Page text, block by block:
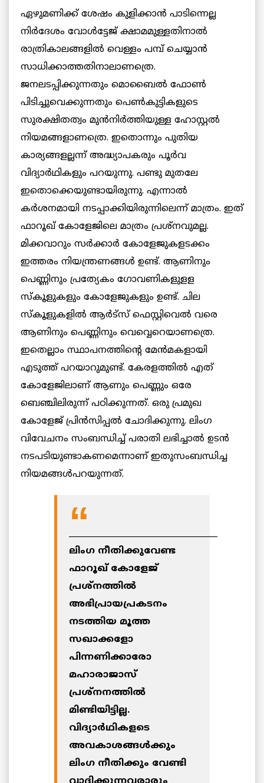
ഏഴുമണിക്ക് ശേഷം കുളിക്കാന്‍ പാടിന്നെല്ല
നിര്‍ദേശം വോള്‍ട്ടേജ് ക്ഷാമമുള്ളതിനാല്‍
രാത്രികാലങ്ങളില്‍ വെള്ളം പമ്പ് ചെയ്യാന്‍
സാധിക്കാത്തതിനാലാണത്രെ.
ജനലടപ്പിക്കുന്നതും മൊബൈല്‍ ഫോണ്‍
പിടിച്ചുവെക്കുന്നതും പെണ്‍കുട്ടികളുടെ
സുരക്ഷിതത്വം മുന്‍നിര്‍ത്തിയുള്ള ഹോസ്റ്റല്‍
നിയമങ്ങളാണത്രെ. ഇതൊന്നും പുതിയ
കാര്യങ്ങളല്ലന്ന് അദ്ധ്യാപകരും പൂര്‍വ
വിദ്യാര്‍ഥികളും പറയുന്നു. പണ്ടു മുതലേ
ഇതൊക്കെയുണ്ടായിരുന്നു. എന്നാല്‍
കര്‍ശനമായി നടപ്പാക്കിയിരുന്നിലെന്ന് മാത്രം. ഇത്
ഫാറൂഖ് കോളേജിലെ മാത്രം പ്രശ്‌നവുമല്ല.
മിക്കവാറും സര്‍ക്കാര്‍ കോളേജുകളടക്കം
ഇത്തരം നിയന്ത്രണങ്ങള്‍ ഉണ്ട്. ആണിനും
പെണ്ണിനും പ്രത്യേകം ഗോവണികളുളള
സ്‌കൂളുകളും കോളേജുകളും ഉണ്ട്. ചില
സ്‌കൂളുകളില്‍ ആര്‍ട്‌സ് ഫെസ്റ്റിവെല്‍ വരെ
ആണിനും പെണ്ണിനും വെവ്വെറെയാണത്രെ.
ഇതെല്ലാം സ്ഥാപനത്തിന്റെ മേന്‍മകളായി
എടുത്ത് പറയാറുമുണ്ട്. കേരളത്തില്‍ എത്
കോളേജിലാണ് ആണും പെണ്ണും ഒരേ
ബെഞ്ചിലിരുന്ന് പഠിക്കുന്നത്. ഒരു പ്രമുഖ
കോളേജ് പ്രിന്‍സിപ്പല്‍ ചോദിക്കുന്നു. ലിംഗ
വിവേചനം സംബന്ധിച്ച് പരാതി ലഭിച്ചാല്‍ ഉടന്‍
നടപടിയുണ്ടാകണമെന്നാണ് ഇതുസംബന്ധിച്ച
നിയമങ്ങള്‍പറയുന്നത്.
____________________________________
ലിംഗ നീതിക്കുവേണ്ട
ഫാറൂഖ് കോളേജ്
പ്രശ്‌നത്തില്‍
അഭിപ്രായപ്രകടനം
നടത്തിയ മൂത്ത
സഖാക്കളോ
പിന്നണിക്കാരോ
മഹാരാജാസ്
പ്രശ്‌നനത്തില്‍
മിണ്ടിയിട്ടില്ല.
വിദ്യാര്‍ഥികളടെ
അവകാശങ്ങള്‍ക്കും
ലിംഗ നീതിക്കും വേണ്ടി